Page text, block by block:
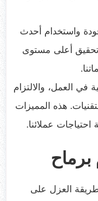
واستخدام أحدث
تحقيق أعلى مستوى
في العمل، والالتزام
هذه المميزات
عملائنا.
العزل على